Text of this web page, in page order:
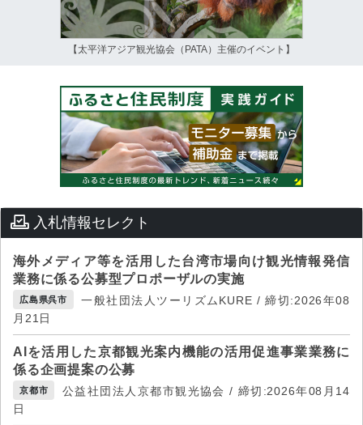
【太平洋アジア観光協会（PATA）主催のイベント】
入札情報セレクト
海外メディア等を活用した台湾市場向け観光情報発信
業務に係る公募型プロポーザルの実施
広島県呉市
一般社団法人ツーリズムKURE / 締切:2026年08
月21日
AIを活用した京都観光案内機能の活用促進事業業務に
係る企画提案の公募
京都市
公益社団法人京都市観光協会 / 締切:2026年08月14
日